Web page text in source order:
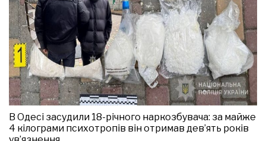
В Одесі засудили 18-річного наркозбувача: за майже
4 кілограми психотропів він отримав дев’ять років